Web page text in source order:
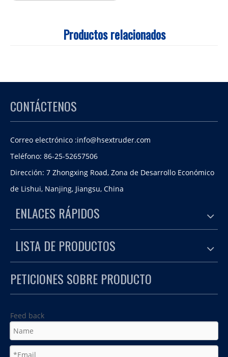
Productos relacionados
CONTÁCTENOS
Correo electrónico :info@hsextruder.com
Teléfono: 86-25-52657506
Dirección: 7 Zhongxing Road, Zona de Desarrollo Económico
de Lishui, Nanjing, Jiangsu, China
ENLACES RÁPIDOS
LISTA DE PRODUCTOS
PETICIONES SOBRE PRODUCTO
Feed back